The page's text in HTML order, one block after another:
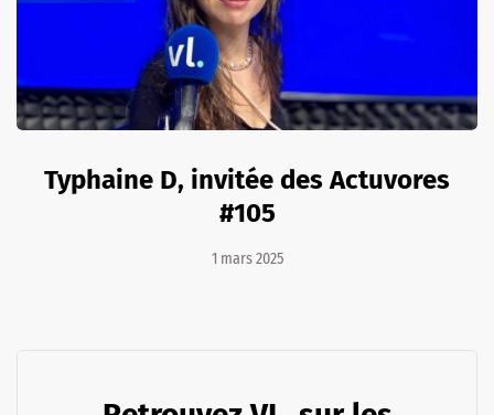
Typhaine D, invitée des Actuvores
#105
1 mars 2025